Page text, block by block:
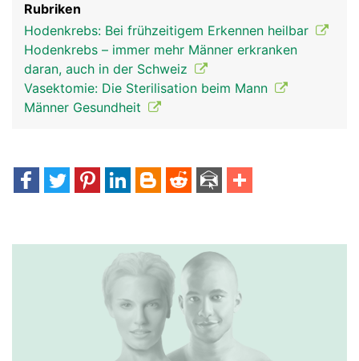
Rubriken
Hodenkrebs: Bei frühzeitigem Erkennen heilbar
Hodenkrebs – immer mehr Männer erkranken
daran, auch in der Schweiz
Vasektomie: Die Sterilisation beim Mann
Männer Gesundheit